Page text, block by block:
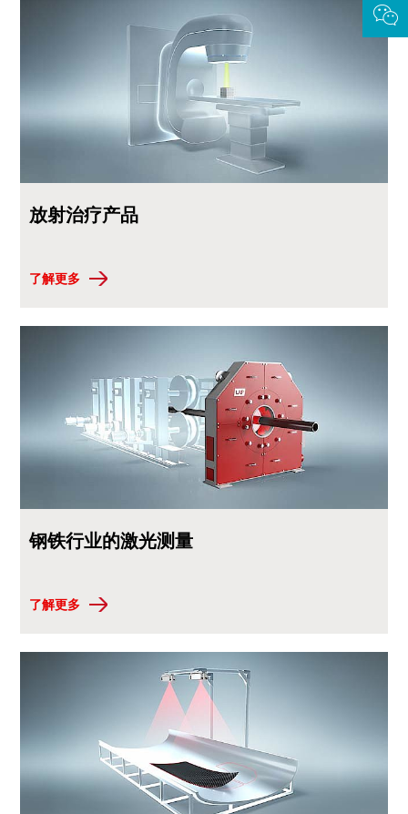
放射治疗产品
了解更多
钢铁行业的激光测量
了解更多